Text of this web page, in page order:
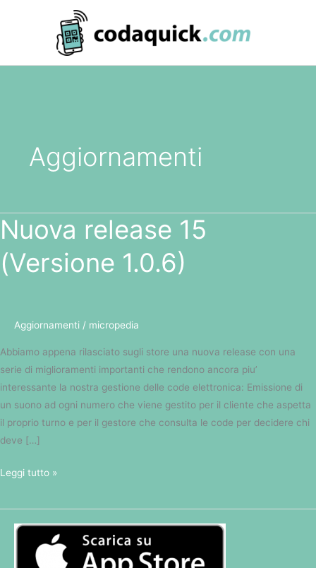
Aggiornamenti
Nuova release 15
(Versione 1.0.6)
Aggiornamenti / micropedia
Abbiamo appena rilasciato sugli store una nuova release con una
serie di miglioramenti importanti che rendono ancora piu’
interessante la nostra gestione delle code elettronica: Emissione di
un suono ad ogni numero che viene gestito per il cliente che aspetta
il proprio turno e per il gestore che consulta le code per decidere chi
deve […]
Nuova
release
15
(Versione
Leggi tutto »